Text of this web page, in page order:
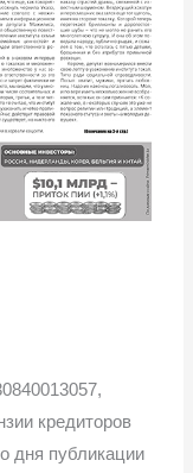
кредиторов
дня публикации